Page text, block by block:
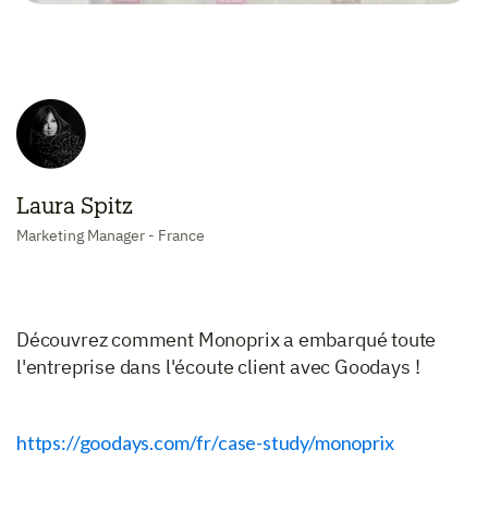
Laura Spitz
Marketing Manager - France
Découvrez comment Monoprix a embarqué toute
l'entreprise dans l'écoute client avec Goodays !
https://goodays.com/fr/case-study/monoprix